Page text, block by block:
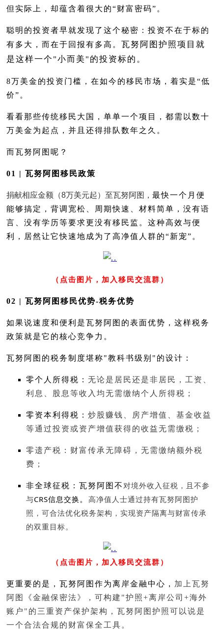
但实际上，却蕴含着很大的“财富密码”。
聪明的投资者早就发现了这个秘密：投资不在于标的
有多大，而在于回报有多高。 瓦努阿图护照项目就
是这样一个"小而美"的投资标的。
8万美金的投资门槛，在如今的移民市场，着实是“低
价”。
看看那些传统移民大国，单单一个项目，都需以数十
万美金为起点，并且还得排队数年之久。
而瓦努阿图呢？
01 | 瓦努阿图移民政策
捐献相应金额（8万美元起）至瓦努阿图 ， 最快一个月便
能够搞定，背调宽松、周期快速、材料简单，没有语
言、没有学历等要求更没有移民监。这种高效与便
利，居然让它快速地成为了高净值人群的“新宠”。
（点击图片，加入移民交流群）
02 | 瓦努阿图移民优势-税务优势
如果说速度和便利是瓦努阿图的表面优势，这样税务
政策就是它的核心竞争力。
瓦努阿图的税务制度堪称"教科书级别"的设计：
零个人所得税： 无论是居民还是非居民，工资、
利息、股息等收入均无需缴纳个人所得税 ；
零资本利得税： 炒股赚钱、房产增值、基金收益
等通过投资或资产增值获得的收益无需缴税 ；
零遗产税：财富传承无障碍， 无需缴纳额外税
费 ；
非全球征税：瓦努阿图不 对境外收入征税，且不参
与CRS信息交换 。 高净值人士通过持有瓦努阿图护
照，可合法优化税务架构，实现资产隔离与财富传承
的双重目标。
（点击图片，加入移民交流群）
更重要的是，瓦努阿图作为离岸金融中心， 加上 瓦努
阿图《金融保密法》， 可构建"护照+离岸公司+海外
账户"的三重资产保护架构，瓦努阿图护照可以说是
一个合法合规的财富保全工具。